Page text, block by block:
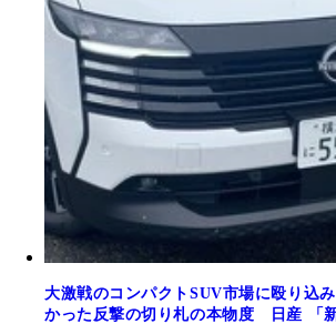
大激戦のコンパクトSUV市場に殴り込
かった反撃の切り札の本物度 日産 「